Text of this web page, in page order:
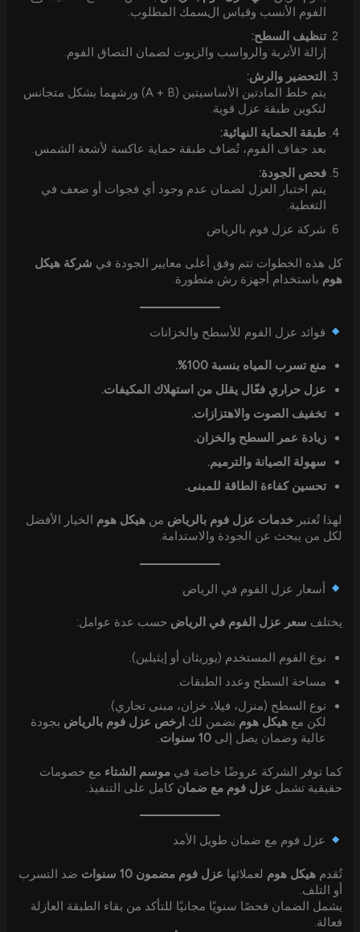
الفوم الأنسب وقياس السمك المطلوب.
تنظيف السطح:
إزالة الأتربة والرواسب والزيوت لضمان التصاق الفوم.
التحضير والرش:
يتم خلط المادتين الأساسيتين (A + B) ورشهما بشكل متجانس
لتكوين طبقة عزل قوية.
طبقة الحماية النهائية:
بعد جفاف الفوم، تُضاف طبقة حماية عاكسة لأشعة الشمس.
فحص الجودة:
يتم اختبار العزل لضمان عدم وجود أي فجوات أو ضعف في
التغطية.
شركة عزل فوم بالرياض
كل هذه الخطوات تتم وفق أعلى معايير الجودة في شركة هيكل
هوم باستخدام أجهزة رش متطورة.
فوائد عزل الفوم للأسطح والخزانات
منع تسرب المياه بنسبة 100%.
عزل حراري فعّال يقلل من استهلاك المكيفات.
تخفيف الصوت والاهتزازات.
زيادة عمر السطح والخزان.
سهولة الصيانة والترميم.
تحسين كفاءة الطاقة للمبنى.
لهذا تُعتبرخدمات عزل فوم بالرياض منهيكل هوم الخيار الأفضل
لكل من يبحث عن الجودة والاستدامة.
أسعار عزل الفوم في الرياض
يختلف سعر عزل الفوم في الرياض حسب عدة عوامل:
نوع الفوم المستخدم (يوريثان أو إيثيلين).
مساحة السطح وعدد الطبقات.
نوع السطح (منزل، فيلا، خزان، مبنى تجاري).
لكن معهيكل هوم نضمن لك ارخص عزل فوم بالرياض بجودة
عالية وضمان يصل إلى10 سنوات .
كما توفر الشركة عروضًا خاصة فيموسم الشتاء مع خصومات
حقيقية تشمل عزل فوم مع ضمان كامل على التنفيذ.
عزل فوم مع ضمان طويل الأمد
تُقدمهيكل هوم لعملائها عزل فوم مضمون 10 سنوات
ضد التسرب
أو التلف.
يشمل الضمان فحصًا سنويًا مجانيًا للتأكد من بقاء الطبقة العازلة
فعالة.